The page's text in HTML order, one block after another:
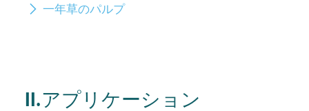
一年草のパルプ
II.アプリケーション